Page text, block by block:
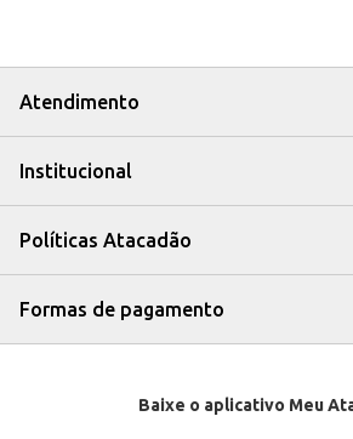
Atendimento
Institucional
Políticas Atacadão
Formas de pagamento
Baixe o aplicativo Meu